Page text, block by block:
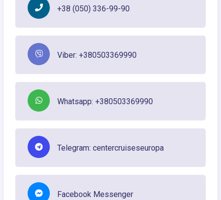
+38 (050) 336-99-90
Viber: +380503369990
Whatsapp: +380503369990
Telegram: centercruiseseuropa
Facebook Messenger